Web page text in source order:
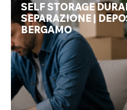
SELF STORAGE
SEPARAZIONE |
BERGAMO